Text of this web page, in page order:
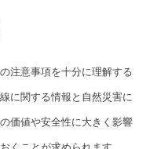
注意事項を十分に理解する
に関する情報と自然災害に
価値や安全性に大きく影響